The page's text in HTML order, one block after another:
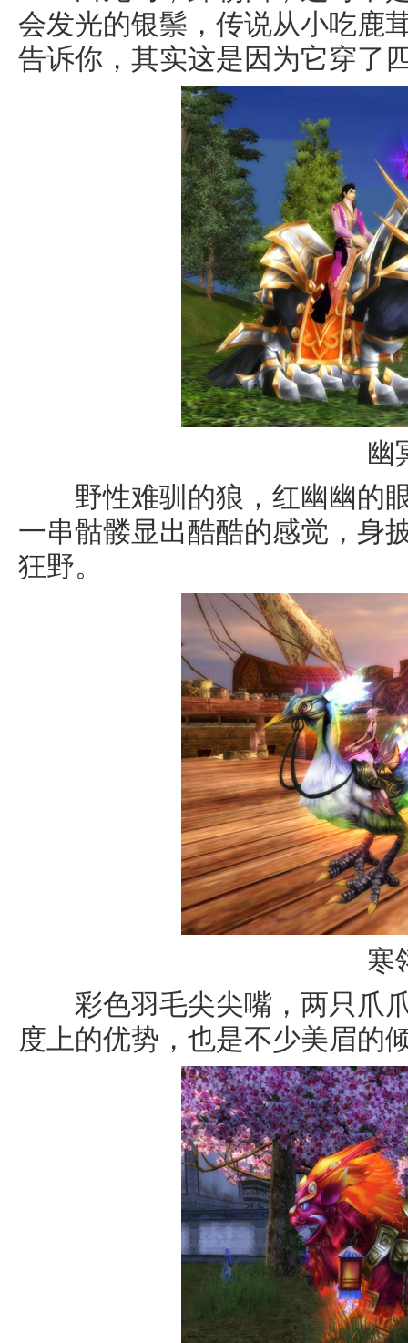
会发光的银鬃，传说从小吃鹿
告诉你，其实这是因为它穿了
幽
野性难驯的狼，红幽幽的眼
一串骷髅显出酷酷的感觉，身
狂野。
寒
彩色羽毛尖尖嘴，两只爪爪
度上的优势，也是不少美眉的